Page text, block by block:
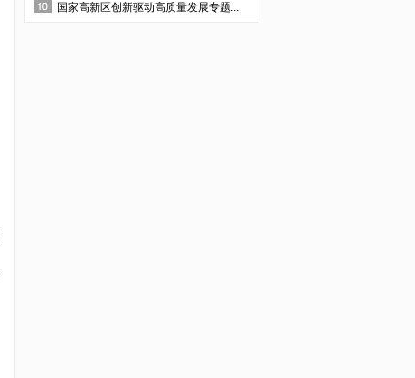
国家高新区创新驱动高质量发展专题...